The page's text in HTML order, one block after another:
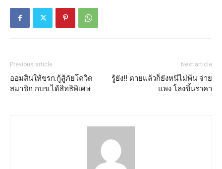
Previous article
ออมสินให้ขรก.กู้สู้ภัยโควิด
สมาชิก กบข.ได้สิทธิพิเศษ
Next article
รู้ยัง!! ตายแล้วก็ยังหนีไม่พ้น จ่าย
แพง โลงขึ้นราคา